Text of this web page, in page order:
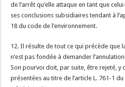
de l’arrêt qu’elle attaque en tant que
ses conclusions subsidiaires tendant à
18 du code de l’environnement.
12. Il résulte de tout ce qui précède que
n’est pas fondée à demander
Son pourvoi doit, par suite, être rejeté, y
présentées au titre de l’article L. 761-1